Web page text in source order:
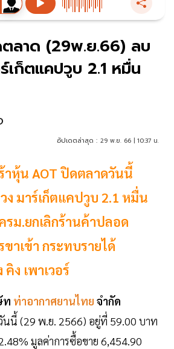
ลาด (29พ.ย.66) ลบ
เก็ตแคปวูบ 2.1 หมื่น
อัปเดตล่าสุด : 29 พ.ย. 66 | 10:37 น.
าหุ้น AOT ปิดตลาดวันนี้
ง มาร์เก็ตแคปวูบ 2.1 หมื่น
รม.ยกเลิกร้านค้าปลอด
าเข้า กระทบรายได้
ง เพาเวอร์
ท ท่าอากาศยานไทย จำกัด
นนี้ (29 พ.ย. 2566) อยู่ที่ 59.00 บาท
มูลค่าการซื้อขาย 6,454.90